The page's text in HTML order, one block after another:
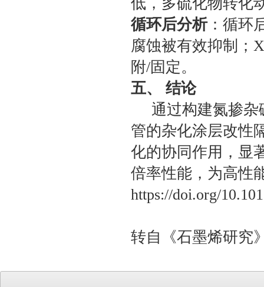
循环后分析：循环
腐蚀被有效抑制；
附/固定。
五、 结论
通过构建氮掺杂
管的杂化涂层改性
化的协同作用，显
倍率性能，为高性
https://doi.org/
转自《石墨烯研究